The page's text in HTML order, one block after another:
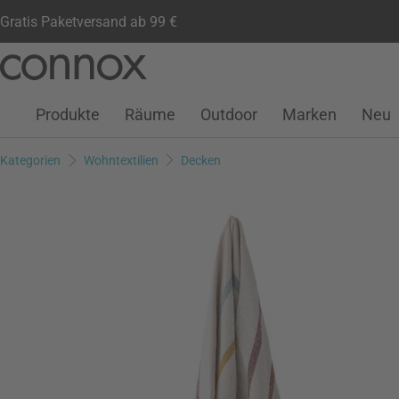
Gratis Paketversand ab 99 €
Seiteninhalt
Suchfeld
Kundenkonto
Wunschliste
Warenkorb
Produkte Räume Outdoor Marken Neu
Kategorien Wohntextilien Decken